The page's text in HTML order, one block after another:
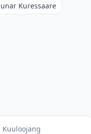
Kuressaare
Kuuloojang